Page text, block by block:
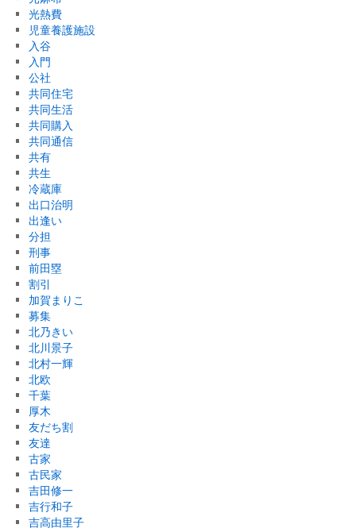
光熱費
児童養護施設
入谷
入門
公社
共同住宅
共同生活
共同購入
共同通信
共有
共生
冷蔵庫
出口治明
出逢い
分担
刑事
前田塁
割引
加賀まりこ
募集
北乃きい
北川景子
北村一輝
北欧
千葉
厚木
友だち割
友達
古家
古民家
吉田修一
吉行和子
吉高由里子